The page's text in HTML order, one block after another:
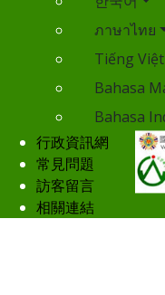
ภาษาไทย
Tiếng Việt
Bahasa
Bahasa
行政資訊網
常見問題
訪客留言
相關連結